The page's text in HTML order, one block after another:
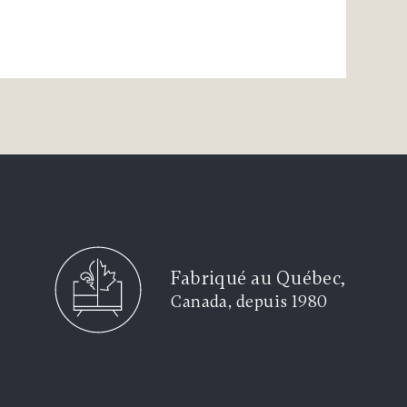
Fabriqué au Québec,
Canada, depuis 1980